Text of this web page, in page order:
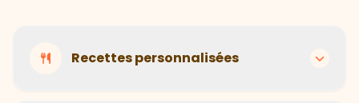
Recettes personnalisées